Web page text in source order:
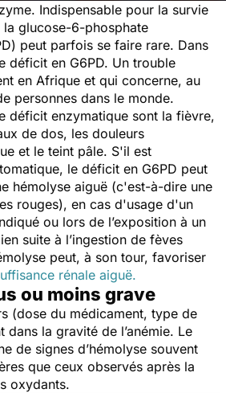
Indispensable pour la survie
glucose-6-phosphate
peut parfois se faire rare. Dans
déficit en G6PD. Un trouble
en Afrique et qui concerne, au
personnes dans le monde.
déficit enzymatique sont la fièvre,
de dos, les douleurs
et le teint pâle. S'il est
le déficit en G6PD peut
hémolyse aiguë (c'est-à-dire une
rouges), en cas d'usage d'un
ou lors de l’exposition à un
suite à l’ingestion de fèves
peut, à son tour, favoriser
rénale aiguë.
ou moins grave
(dose du médicament, type de
la gravité de l’anémie. Le
de signes d’hémolyse souvent
que ceux observés après la
oxydants.